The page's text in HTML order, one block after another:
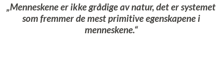
„Menneskene er ikke grådige av natur, det er systemet
som fremmer de mest primitive egenskapene i
menneskene.“